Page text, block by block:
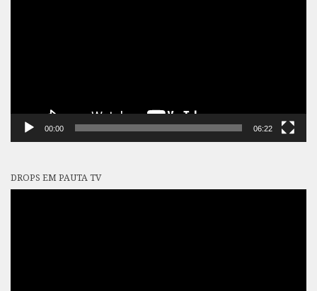
00:00 06:22
DROPS EM PAUTA TV